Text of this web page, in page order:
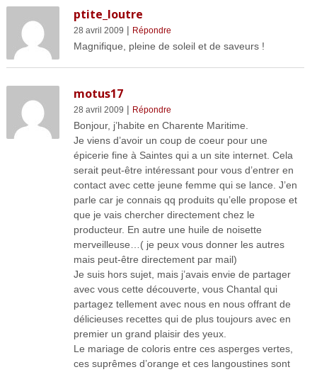
ptite_loutre
28 avril 2009 | Répondre
Magnifique, pleine de soleil et de saveurs !
motus17
28 avril 2009 | Répondre
Bonjour, j’habite en Charente Maritime.
Je viens d’avoir un coup de coeur pour une
épicerie fine à Saintes qui a un site internet. Cela
serait peut-être intéressant pour vous d’entrer en
contact avec cette jeune femme qui se lance. J’en
parle car je connais qq produits qu’elle propose et
que je vais chercher directement chez le
producteur. En autre une huile de noisette
merveilleuse…( je peux vous donner les autres
mais peut-être directement par mail)
Je suis hors sujet, mais j’avais envie de partager
avec vous cette découverte, vous Chantal qui
partagez tellement avec nous en nous offrant de
délicieuses recettes qui de plus toujours avec en
premier un grand plaisir des yeux.
Le mariage de coloris entre ces asperges vertes,
ces suprêmes d’orange et ces langoustines sont